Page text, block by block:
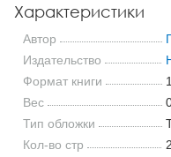
Характеристики
Автор
Издательство
Формат книги
Вес
Тип обложки
Кол-во стр